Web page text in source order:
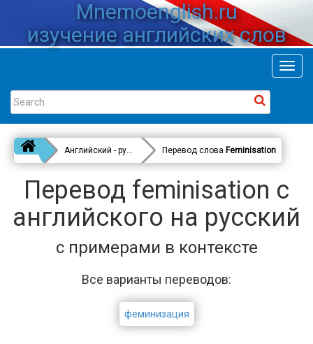
Mnemoenglish.ru
изучение английских слов
Английский - русский Перевод слова Feminisation
Перевод feminisation с
английского на русский
с примерами в контексте
Все варианты переводов:
феминизация